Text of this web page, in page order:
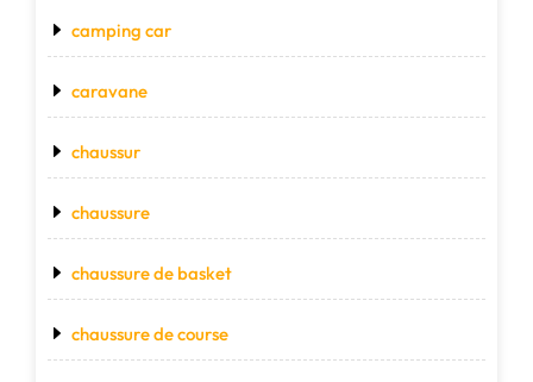
camping car
caravane
chaussur
chaussure
chaussure de basket
chaussure de course